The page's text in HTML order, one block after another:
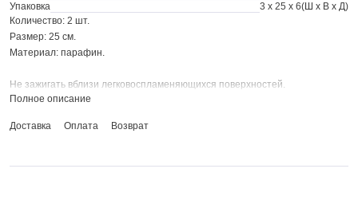
Упаковка
3 x 25 x 6(Ш x В x Д)
Количество: 2 шт.
Размер: 25 см.
Материал: парафин.
Не зажигать вблизи легковоспламеняющихся поверхностей.
Хранить в местах, недоступных для детей.
Полное описание
Доставка Оплата Возврат